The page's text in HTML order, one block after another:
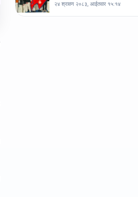
२४ श्रावण २०८३, आईतवार १५:१४